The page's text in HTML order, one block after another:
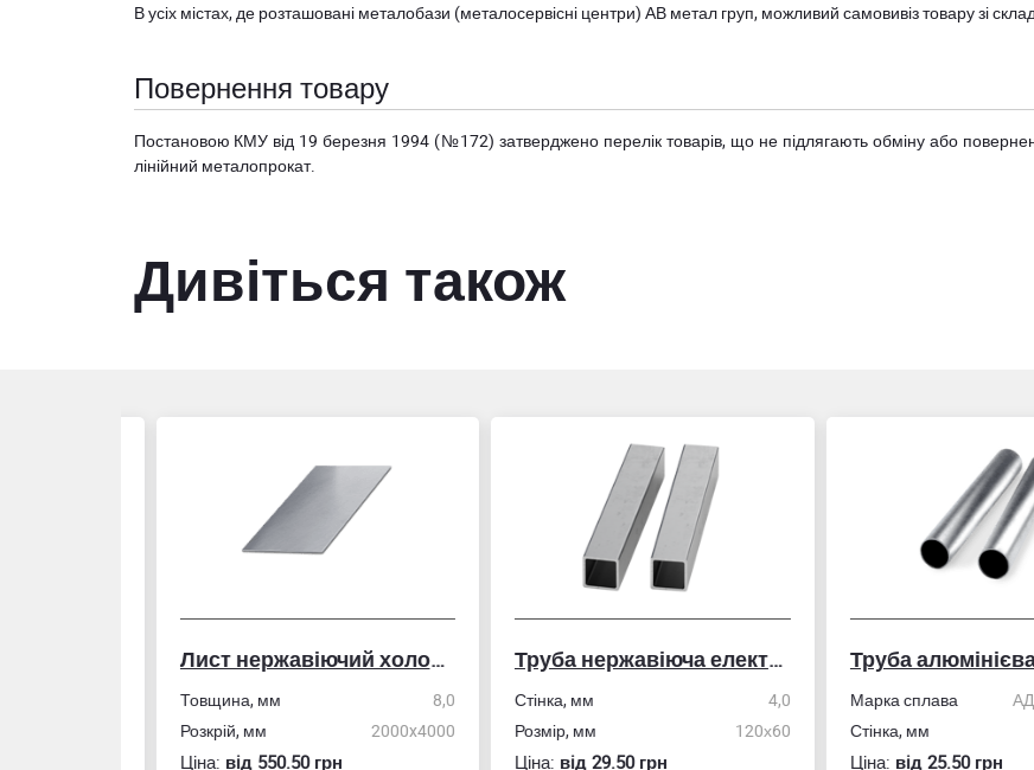
В усіх містах, де розташовані металобази (металосервісні центри) АВ метал груп, можливий самовивіз товару зі
Повернення товару
Постановою КМУ від 19 березня 1994 (№172) затверджено перелік товарів, що не підлягають обміну або
лінійний металопрокат.
Дивіться також
Лист нержавіючий холоднокатаний
Товщина, мм
Розкрій, мм
2000x4000
Ціна:вiд 550.50 грн
Труба нержавіюча електрозварна профільна
Стінка, мм
Розмір, мм
120х60
Ціна:вiд 29.50 грн
Труба алюмінієва
Марка сплава
Стінка, мм
Ціна:вiд 25.50 грн